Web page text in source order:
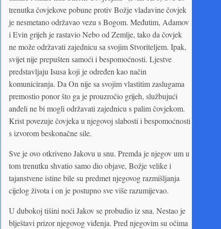
trenutka čovjekove pobune protiv Božje vladavine čovjek
je nesmetano održavao vezu s Bogom. Međutim, Adamov
i Evin grijeh je rastavio Nebo od Zemlje, tako da čovjek
ne može održavati zajednicu sa svojim Stvoriteljem. Ipak,
svijet nije prepušten samoći i bespomoćnosti. Ljestve
predstavljaju Isusa koji je određen kao način
komuniciranja. Da On nije sa svojim vlastitim zaslugama
premostio ponor što ga je prouzročio grijeh, službujući
anđeli ne bi mogli održavati zajednicu s palim čovjekom.
Krist povezuje čovjeka u njegovoj slabosti i bespomoćnosti
s izvorom beskonačne sile.
Sve je ovo otkriveno Jakovu u snu. Premda je njegov um u
tom trenutku shvatio samo dio objave, Božje velike i
tajanstvene istine bile su predmet njegovog razmišljanja
cijelog života i on je postupno sve više razumijevao.
U dubokoj tišini noći Jakov se probudio iz sna. Nestao je
blještavi prizor njegovog viđenja. Pred njegovim su očima